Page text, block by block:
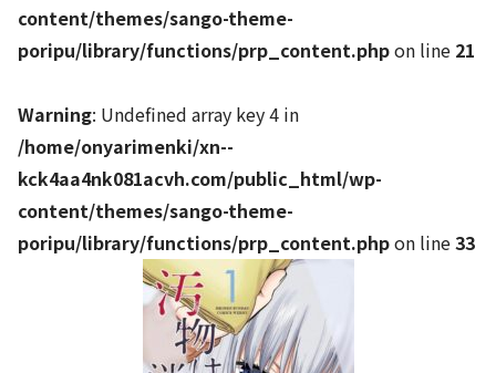
content/themes/sango-theme-
poripu/library/functions/prp_content.phpon line 21
Warning: Undefined array key 4 in
/home/onyarimenki/xn--
kck4aa4nk081acvh.com/public_html/wp-
content/themes/sango-theme-
poripu/library/functions/prp_content.phpon line33